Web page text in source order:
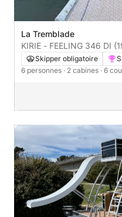
La Tremblade
KIRIE - FEELING 346 DI
Skipper obligatoire
6 personnes · 2 cabines · 6